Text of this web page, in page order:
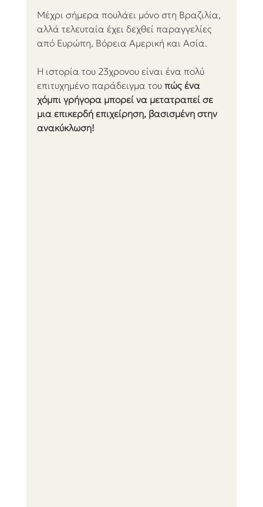
Μέχρι σήμερα πουλάει μόνο στη Βραζιλία,
αλλά τελευταία έχει δεχθεί παραγγελίες
από Ευρώπη, Βόρεια Αμερική και Ασία.
Η ιστορία του 23χρονου είναι ένα πολύ
επιτυχημένο παράδειγμα του πώς ένα
χόμπι γρήγορα μπορεί να μετατραπεί σε
μια επικερδή επιχείρηση, βασισμένη στην
ανακύκλωση!